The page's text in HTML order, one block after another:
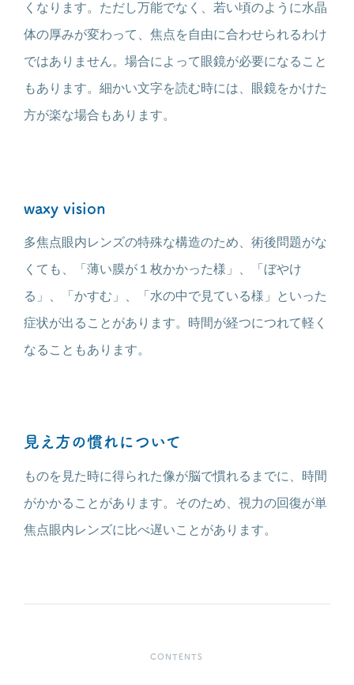
くなります。ただし万能でなく、若い頃のように水晶
体の厚みが変わって、焦点を自由に合わせられるわけ
ではありません。場合によって眼鏡が必要になること
もあります。細かい文字を読む時には、眼鏡をかけた
方が楽な場合もあります。
waxy vision
多焦点眼内レンズの特殊な構造のため、術後問題がな
くても、「薄い膜が１枚かかった様」、「ぼやけ
る」、「かすむ」、「水の中で見ている様」といった
症状が出ることがあります。時間が経つにつれて軽く
なることもあります。
見え方の慣れについて
ものを見た時に得られた像が脳で慣れるまでに、時間
がかかることがあります。そのため、視力の回復が単
焦点眼内レンズに比べ遅いことがあります。
CONTENTS